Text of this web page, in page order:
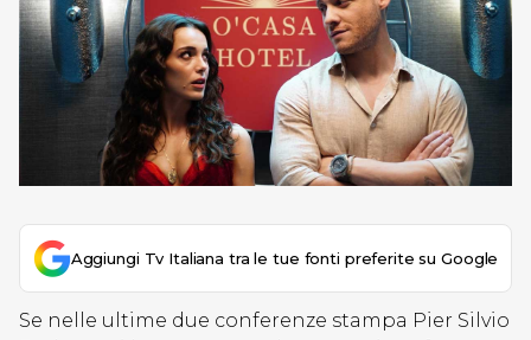
Aggiungi Tv Italiana tra le tue fonti preferite su Google
Se nelle ultime due conferenze stampa Pier Silvio